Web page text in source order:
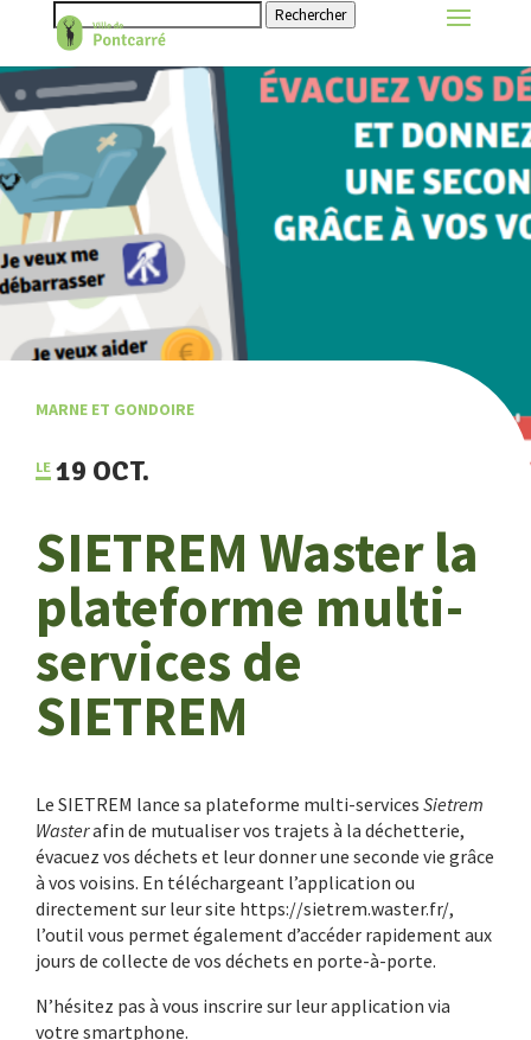
Rechercher
MARNE ET GONDOIRE
19 OCT.
SIETREM Waster la
plateforme multi-
services de
SIETREM
Le SIETREM lance sa plateforme multi-services Sietrem
Wasterafin de mutualiser vos trajets à la déchetterie,
évacuez vos déchets et leur donner une seconde vie grâce
à vos voisins. En téléchargeant l’application ou
directement sur leur site https://sietrem.waster.fr/,
l’outil vous permet également d’accéder rapidement aux
jours de collecte de vos déchets en porte-à-porte.
N’hésitez pas à vous inscrire sur leur application via
votre smartphone.